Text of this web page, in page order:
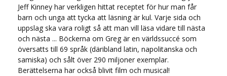
Jeff Kinney har verkligen hittat receptet för hur man får
barn och unga att tycka att läsning är kul. Varje sida och
uppslag ska vara roligt så att man vill läsa vidare till nästa
och nästa ... Böckerna om Greg är en världssuccé som
översatts till 69 språk (däribland latin, napolitanska och
samiska) och sålt över 290 miljoner exemplar.
Berättelserna har också blivit film och musical!